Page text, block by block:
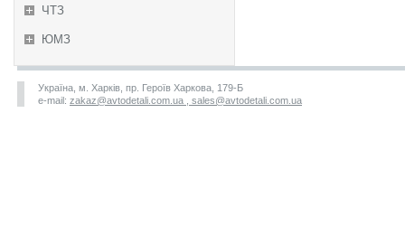
ЧТЗ
ЮМЗ
Україна, м. Харків, пр. Героїв Харкова, 179-Б
e-mail: zakaz@avtodetali.com.ua , sales@avtodetali.com.ua